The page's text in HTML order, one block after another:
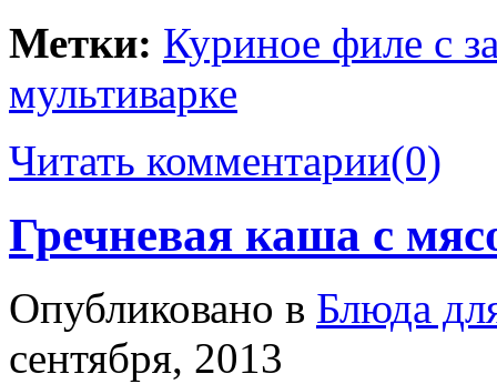
Метки: Куриное филе с
мультиварке
Читать комментарии(0)
Гречневая каша с
Опубликовано в Блюда
сентября, 2013